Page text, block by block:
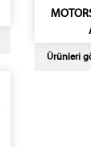
Ürünleri